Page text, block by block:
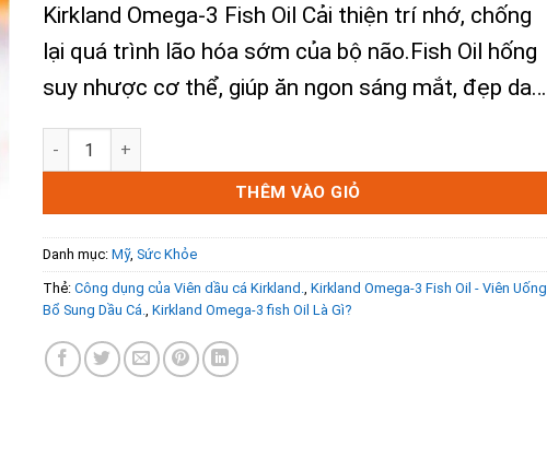
là:
500.000₫.
tại
là:
455.000₫.
Kirkland Omega-3 Fish Oil Cải thiện trí nhớ, chống
lại quá trình lão hóa sớm của bộ não.Fish Oil hống
suy nhược cơ thể, giúp ăn ngon sáng mắt, đẹp da…
Kirkland Omega-3 Fish Oil - Viên Uống Bổ Sung Dầu Cá. số lượng
THÊM VÀO GIỎ
Danh mục: Mỹ, Sức Khỏe
Thẻ: Công dụng của Viên dầu cá Kirkland., Kirkland Omega-3 Fish Oil - Viên Uống
Bổ Sung Dầu Cá., Kirkland Omega-3 fish Oil Là Gì?